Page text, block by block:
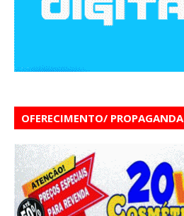
OFERECIMENTO/ PROPAGANDA